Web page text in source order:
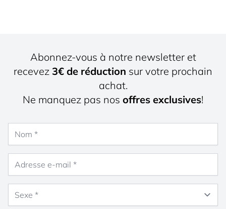
Abonnez-vous à notre newsletter et
recevez 3€ de réduction sur votre prochain
achat.
Ne manquez pas nos offres exclusives!